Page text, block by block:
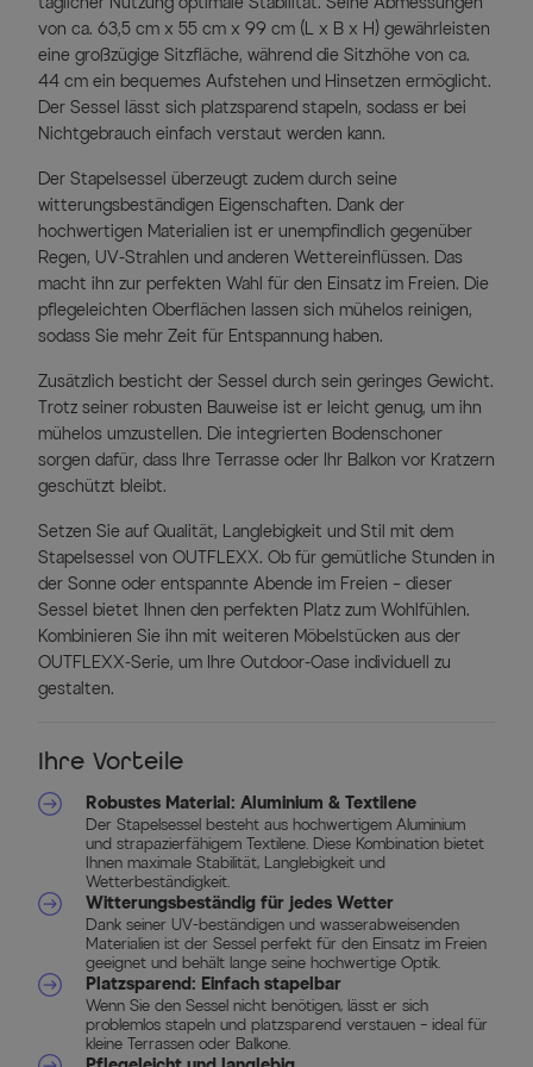
von ca. 63,5 cm x 55 cm x 99 cm (L x B x H) gewährleisten
eine großzügige Sitzfläche, während die Sitzhöhe von ca.
44 cm ein bequemes Aufstehen und Hinsetzen ermöglicht.
Der Sessel lässt sich platzsparend stapeln, sodass er bei
Nichtgebrauch einfach verstaut werden kann.
Der Stapelsessel überzeugt zudem durch seine
witterungsbeständigen Eigenschaften. Dank der
hochwertigen Materialien ist er unempfindlich gegenüber
Regen, UV-Strahlen und anderen Wettereinflüssen. Das
macht ihn zur perfekten Wahl für den Einsatz im Freien. Die
pflegeleichten Oberflächen lassen sich mühelos reinigen,
sodass Sie mehr Zeit für Entspannung haben.
Zusätzlich besticht der Sessel durch sein geringes Gewicht.
Trotz seiner robusten Bauweise ist er leicht genug, um ihn
mühelos umzustellen. Die integrierten Bodenschoner
sorgen dafür, dass Ihre Terrasse oder Ihr Balkon vor Kratzern
geschützt bleibt.
Setzen Sie auf Qualität, Langlebigkeit und Stil mit dem
Stapelsessel von OUTFLEXX. Ob für gemütliche Stunden in
der Sonne oder entspannte Abende im Freien – dieser
Sessel bietet Ihnen den perfekten Platz zum Wohlfühlen.
Kombinieren Sie ihn mit weiteren Möbelstücken aus der
OUTFLEXX-Serie, um Ihre Outdoor-Oase individuell zu
gestalten.
Ihre Vorteile
Robustes Material: Aluminium & Textilene
Der Stapelsessel besteht aus hochwertigem Aluminium
und strapazierfähigem Textilene. Diese Kombination bietet
Ihnen maximale Stabilität, Langlebigkeit und
Wetterbeständigkeit.
Witterungsbeständig für jedes Wetter
Dank seiner UV-beständigen und wasserabweisenden
Materialien ist der Sessel perfekt für den Einsatz im Freien
geeignet und behält lange seine hochwertige Optik.
Platzsparend: Einfach stapelbar
Wenn Sie den Sessel nicht benötigen, lässt er sich
problemlos stapeln und platzsparend verstauen – ideal für
kleine Terrassen oder Balkone.